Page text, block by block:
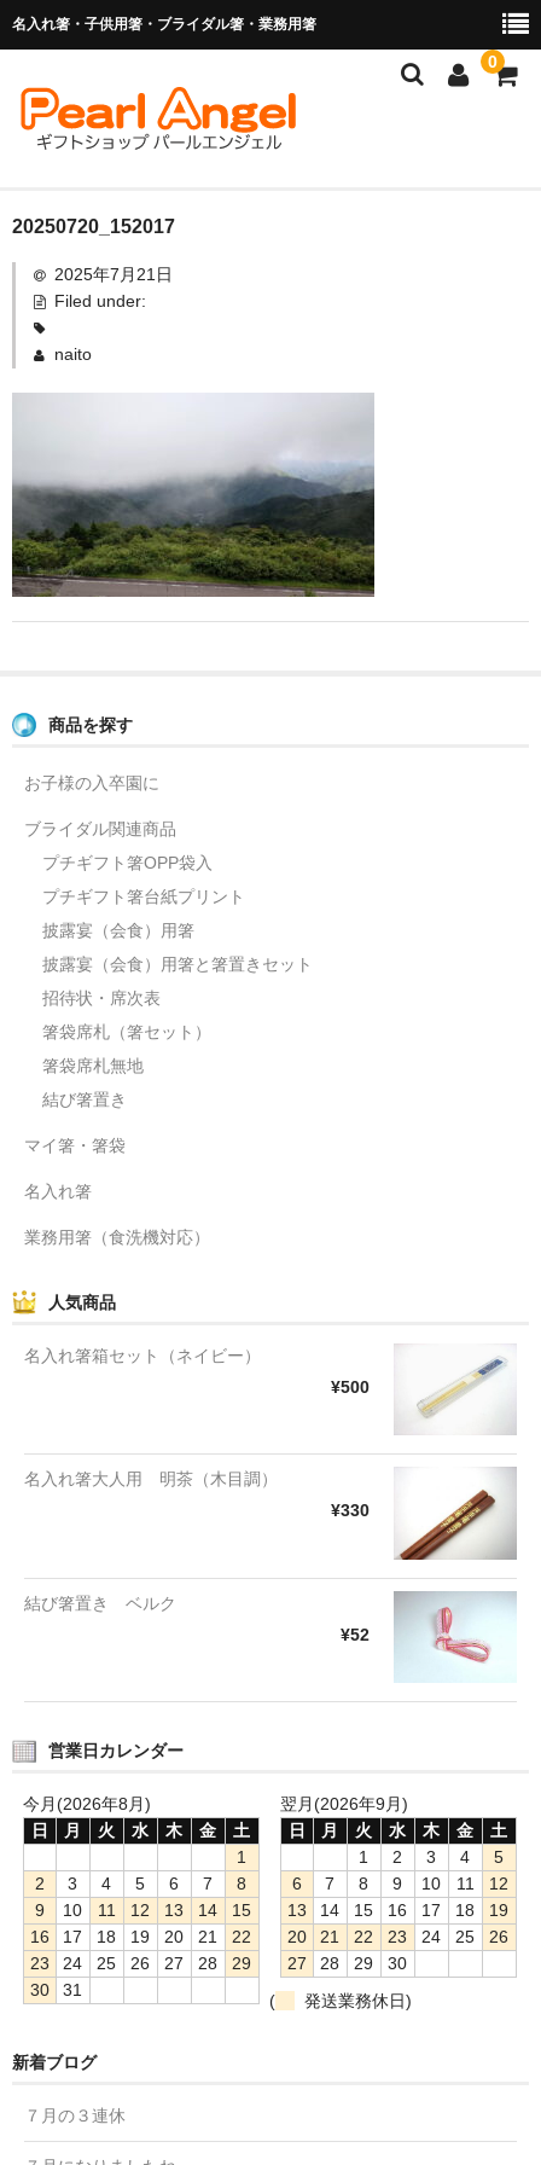
名入れ箸・子供用箸・ブライダル箸・業務用箸
0
商品を探す
お子様の入卒園に
マイ箸・箸袋
ご利用ガイド
よくあるご質問
20250720_152017
2025年7月21日
Filed under:
naito
商品を探す
お子様の入卒園に
ブライダル関連商品
プチギフト箸OPP袋入
プチギフト箸台紙プリント
披露宴（会食）用箸
披露宴（会食）用箸と箸置きセット
招待状・席次表
箸袋席札（箸セット）
箸袋席札無地
結び箸置き
マイ箸・箸袋
名入れ箸
業務用箸（食洗機対応）
人気商品
名入れ箸箱セット（ネイビー）
¥500
名入れ箸大人用 明茶（木目調）
¥330
結び箸置き ベルク
¥52
営業日カレンダー
今月(2026年8月)
日
月 火 水 木 金
土
1
2
3 4 5 6 7
8
9
10 11 12 13 14
15
16
17 18 19 20 21
22
23
24 25 26 27 28
29
30
31
翌月(2026年9月)
日
月 火 水 木 金
土
1
2 3 4
5
6
7 8 9 10 11
12
13
14 15 16 17 18
19
20
21 22 23 24 25
26
27
28 29
30
(
発送業務休日)
新着ブログ
７月の３連休